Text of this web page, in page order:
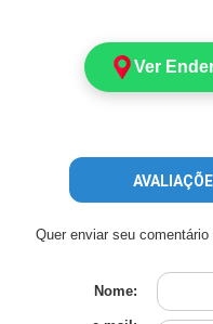
Ver
Quer enviar seu
Nome: